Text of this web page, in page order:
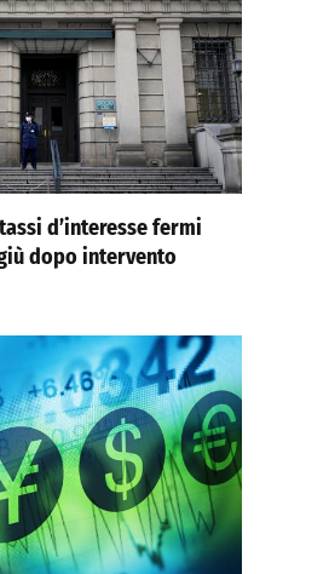
d’interesse fermi
dopo intervento